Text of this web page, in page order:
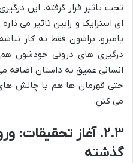
تحت تاثیر قرار گرفته. این
ای استرایک و رابین تاثیر می
بامبرو، براشون فقط یه کار
درگیری های درونی خودشون
انسانی عمیق به داستان اضافه
حتی قهرمان ها هم با چالش
می کنن.
۲.۳. آغاز تحقیقات:
گذشته